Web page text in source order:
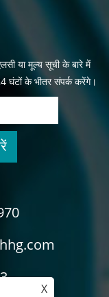
या मूल्य सूची के बारे में
घंटों के भीतर संपर्क करेंगे।
X